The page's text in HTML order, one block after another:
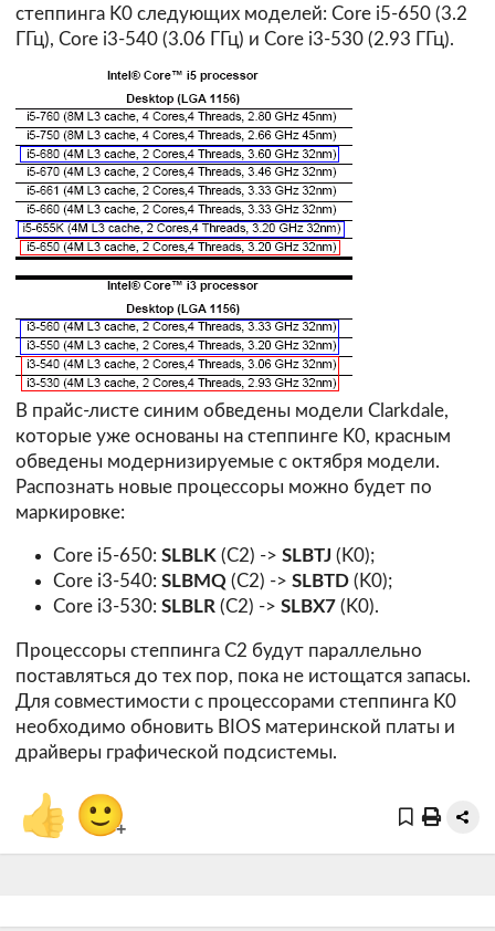
степпинга K0 следующих моделей: Core i5-650 (3.2
ГГц), Core i3-540 (3.06 ГГц) и Core i3-530 (2.93 ГГц).
В прайс-листе синим обведены модели Clarkdale,
которые уже основаны на степпинге K0, красным
обведены модернизируемые с октября модели.
Распознать новые процессоры можно будет по
маркировке:
Core i5-650: SLBLK(C2) -> SLBTJ (K0);
Core i3-540: SLBMQ (C2) -> SLBTD(K0);
Core i3-530: SLBLR(C2) -> SLBX7(K0).
Процессоры степпинга C2 будут параллельно
поставляться до тех пор, пока не истощатся запасы.
Для совместимости с процессорами степпинга K0
необходимо обновить BIOS материнской платы и
драйверы графической подсистемы.
👍 🙂+